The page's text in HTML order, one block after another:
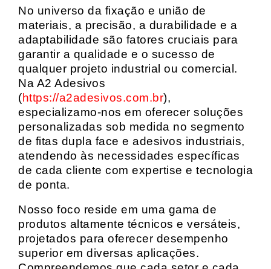
No universo da fixação e união de
materiais, a precisão, a durabilidade e a
adaptabilidade são fatores cruciais para
garantir a qualidade e o sucesso de
qualquer projeto industrial ou comercial.
Na A2 Adesivos
(https://a2adesivos.com.br),
especializamo-nos em oferecer soluções
personalizadas sob medida no segmento
de fitas dupla face e adesivos industriais,
atendendo às necessidades específicas
de cada cliente com expertise e tecnologia
de ponta.
Nosso foco reside em uma gama de
produtos altamente técnicos e versáteis,
projetados para oferecer desempenho
superior em diversas aplicações.